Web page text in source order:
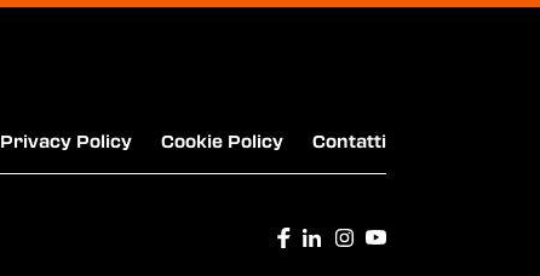
Privacy Policy Cookie Policy Contatti